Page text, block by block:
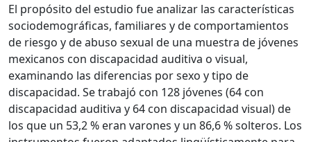
El propósito del estudio fue analizar las características
sociodemográficas, familiares y de comportamientos
de riesgo y de abuso sexual de una muestra de jóvenes
mexicanos con discapacidad auditiva o visual,
examinando las diferencias por sexo y tipo de
discapacidad. Se trabajó con 128 jóvenes (64 con
discapacidad auditiva y 64 con discapacidad visual) de
los que un 53,2 % eran varones y un 86,6 % solteros. Los